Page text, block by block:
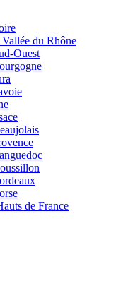
du Rhône
Ouest
de France